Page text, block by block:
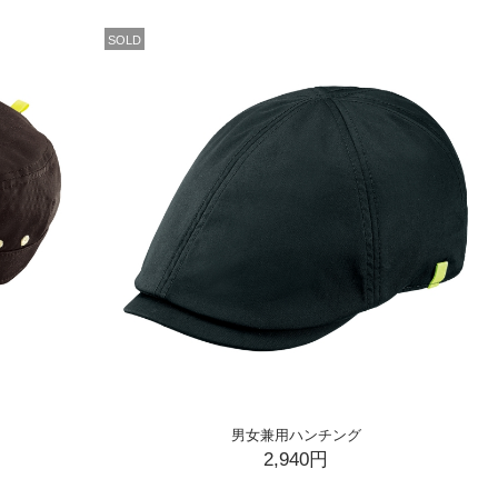
SOLD
男女兼用ハンチング
2,940円